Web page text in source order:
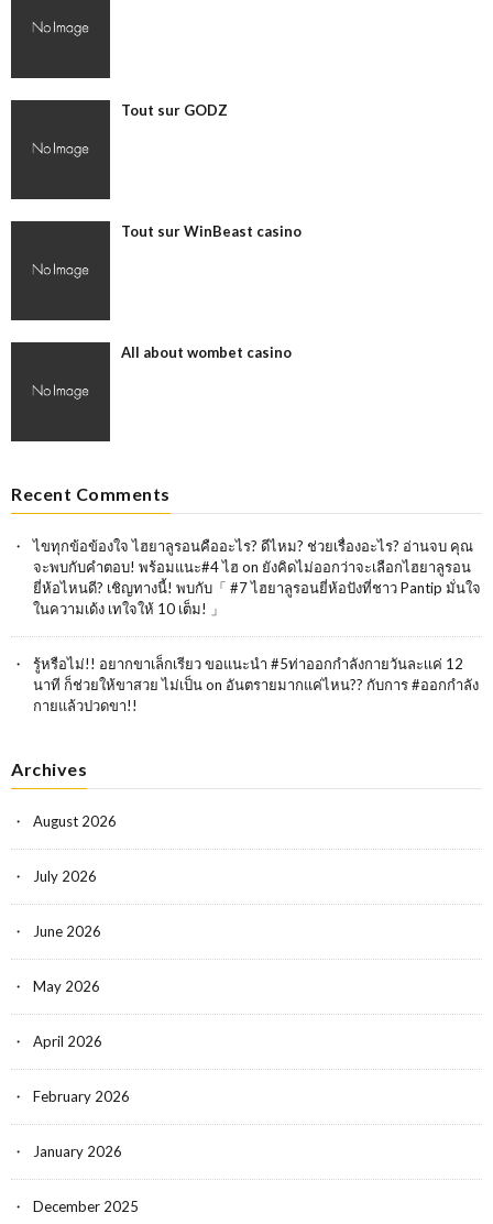
Tout sur GODZ
Tout sur WinBeast casino
All about wombet casino
Recent Comments
ไขทุกข้อข้องใจ ไฮยาลูรอนคืออะไร? ดีไหม? ช่วยเรื่องอะไร? อ่านจบ คุณ
จะพบกับคำตอบ! พร้อมแนะ#4 ไฮ on ยังคิดไม่ออกว่าจะเลือกไฮยาลูรอน
ยี่ห้อไหนดี? เชิญทางนี้! พบกับ「 #7 ไฮยาลูรอนยี่ห้อปังที่ชาว Pantip มั่นใจ
ในความเด้ง เทใจให้ 10 เต็ม! 」
รู้หรือไม่!! อยากขาเล็กเรียว ขอแนะนำ #5ท่าออกกำลังกายวันละเเค่ 12
นาที ก็ช่วยให้ขาสวย ไม่เป็นon อันตรายมากแค่ไหน?? กับการ #ออกกำลัง
กายแล้วปวดขา!!
Archives
August 2026
July 2026
June 2026
May 2026
April 2026
February 2026
January 2026
December 2025